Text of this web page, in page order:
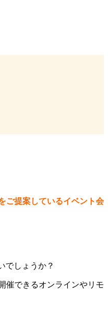
ご提案しているイベント会
でしょうか？
催できるオンラインやリモ